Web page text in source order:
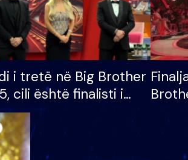
i tretë në Big Brother
cili është finalisti i
që lë shtëpinë
dhe
të